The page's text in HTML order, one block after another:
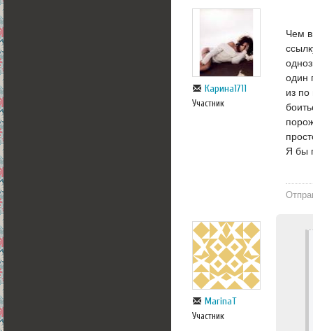
Карина1711
Участник
Чем
один
из по
Я бы
MarinaT
Участник